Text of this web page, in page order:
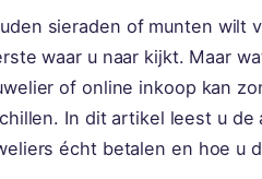
sieraden of munten wilt
waar u naar kijkt. Maar
of online inkoop kan
In dit artikel leest u
écht betalen en hoe u